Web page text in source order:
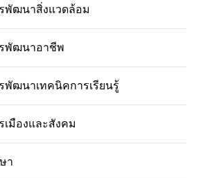
พัฒนาสิ่งแวดล้อม
พัฒนาอาชีพ
พัฒนาเทคนิคการเรียนรู้
เมืองและสังคม
า